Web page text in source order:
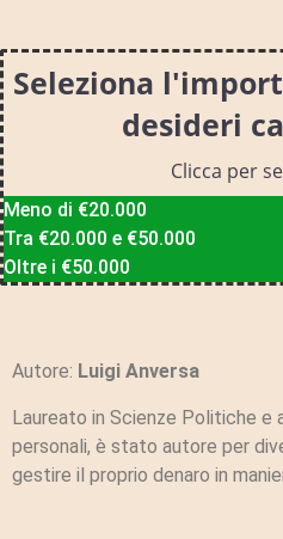
Seleziona
desideri
Clicca per
Meno di €20.000
Tra €20.000 e €50.000
Oltre i €50.000
Autore: Luigi Anversa
Laureato in Scienze Politiche e
personali, è stato autore per
gestire il proprio denaro in